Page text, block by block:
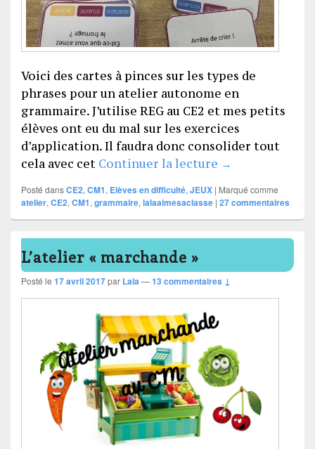
Voici des cartes à pinces sur les types de
phrases pour un atelier autonome en
grammaire. J’utilise REG au CE2 et mes petits
élèves ont eu du mal sur les exercices
d’application. Il faudra donc consolider tout
cela avec cet Continuer la lecture Cartes à pinces
→
Posté dansCE2, CM1, Elèves en difficulté, JEUX | Marqué comme
atelier, CE2, CM1, grammaire, lalaaimesaclasse | 27commentaires
L’atelier « marchande »
Posté le 17 avril 2017par Lala—13 commentaires ↓